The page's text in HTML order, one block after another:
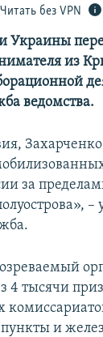
Читать без VPN
Украины
из
ведомства.
Захарченко
за
–
4 тысячи
пункты и